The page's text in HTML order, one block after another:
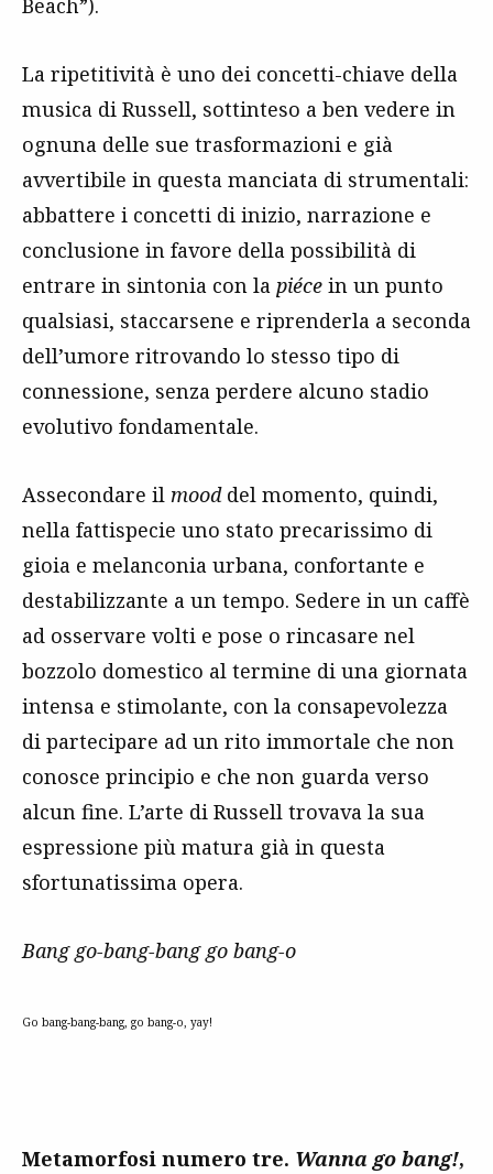
La ripetitività è uno dei concetti-chiave della
musica di Russell, sottinteso a ben vedere in
ognuna delle sue trasformazioni e già
avvertibile in questa manciata di strumentali:
abbattere i concetti di inizio, narrazione e
conclusione in favore della possibilità di
entrare in sintonia con la piéce in un punto
qualsiasi, staccarsene e riprenderla a seconda
dell’umore ritrovando lo stesso tipo di
connessione, senza perdere alcuno stadio
evolutivo fondamentale.
Assecondare il mooddel momento, quindi,
nella fattispecie uno stato precarissimo di
gioia e melanconia urbana, confortante e
destabilizzante a un tempo. Sedere in un caffè
ad osservare volti e pose o rincasare nel
bozzolo domestico al termine di una giornata
intensa e stimolante, con la consapevolezza
di partecipare ad un rito immortale che non
conosce principio e che non guarda verso
alcun fine. L’arte di Russell trovava la sua
espressione più matura già in questa
sfortunatissima opera.
Bang go-bang-bang go bang-o
Go bang-bang-bang, go bang-o, yay!
Metamorfosi numero tre. Wanna go bang!,